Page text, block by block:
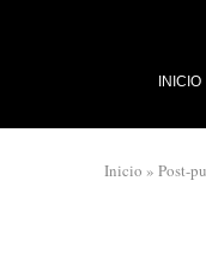
INICIO
Inicio » Post-